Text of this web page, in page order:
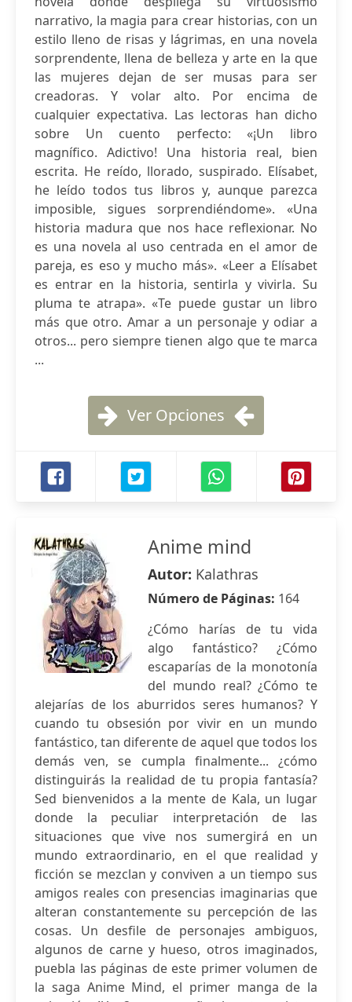
narrativo, la magia para crear historias, con un
estilo lleno de risas y lágrimas, en una novela
sorprendente, llena de belleza y arte en la que
las mujeres dejan de ser musas para ser
creadoras. Y volar alto. Por encima de
cualquier expectativa. Las lectoras han dicho
sobre Un cuento perfecto: «¡Un libro
magnífico. Adictivo! Una historia real, bien
escrita. He reído, llorado, suspirado. Elísabet,
he leído todos tus libros y, aunque parezca
imposible, sigues sorprendiéndome». «Una
historia madura que nos hace reflexionar. No
es una novela al uso centrada en el amor de
pareja, es eso y mucho más». «Leer a Elísabet
es entrar en la historia, sentirla y vivirla. Su
pluma te atrapa». «Te puede gustar un libro
más que otro. Amar a un personaje y odiar a
otros... pero siempre tienen algo que te marca
...
Ver Opciones
Anime mind
Autor: Kalathras
Número de Páginas: 164
¿Cómo harías de tu vida
algo fantástico? ¿Cómo
escaparías de la monotonía
del mundo real? ¿Cómo te
alejarías de los aburridos seres humanos? Y
cuando tu obsesión por vivir en un mundo
fantástico, tan diferente de aquel que todos los
demás ven, se cumpla finalmente... ¿cómo
distinguirás la realidad de tu propia fantasía?
Sed bienvenidos a la mente de Kala, un lugar
donde la peculiar interpretación de las
situaciones que vive nos sumergirá en un
mundo extraordinario, en el que realidad y
ficción se mezclan y conviven a un tiempo sus
amigos reales con presencias imaginarias que
alteran constantemente su percepción de las
cosas. Un desfile de personajes ambiguos,
algunos de carne y hueso, otros imaginados,
puebla las páginas de este primer volumen de
la saga Anime Mind, el primer manga de la